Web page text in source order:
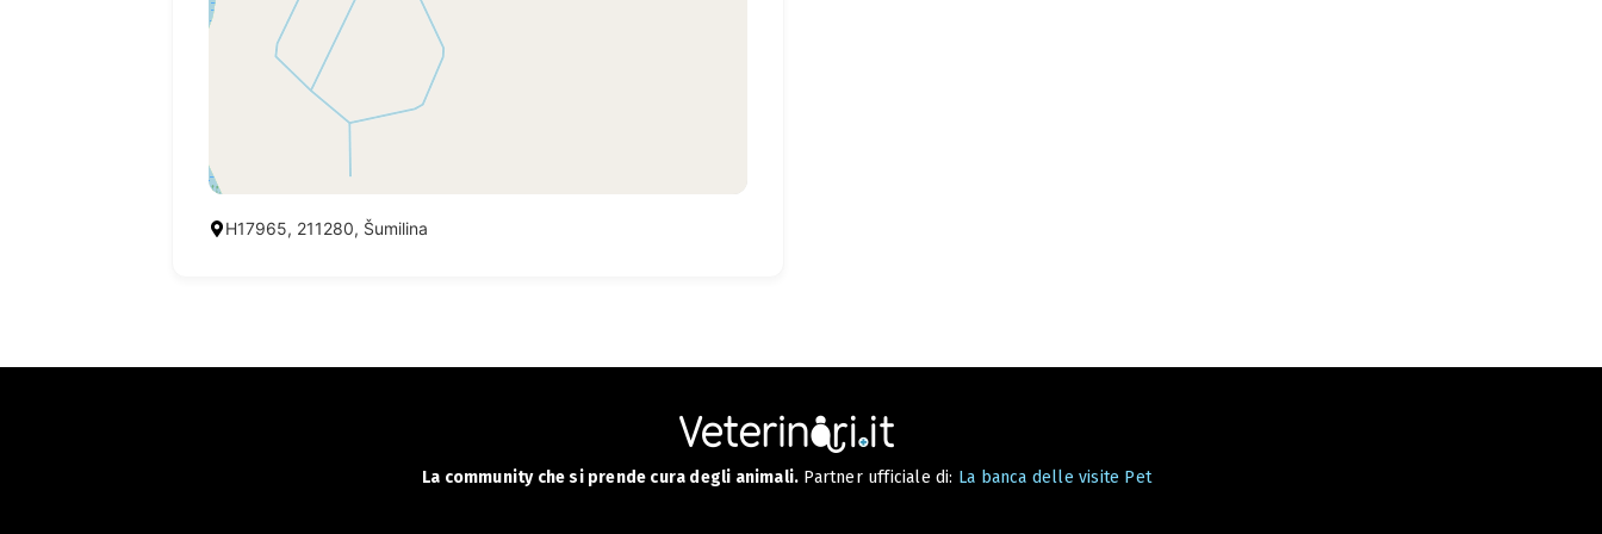
Н17965, 211280, Šumilina
La community che si prende cura degli animali. Partner ufficiale di: La banca delle visite Pet